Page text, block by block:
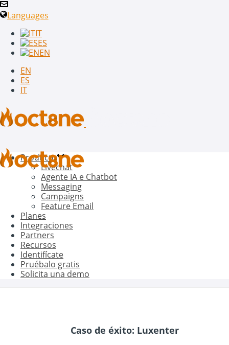
Languages
IT
ES
EN
EN
ES
IT
Producto
Livechat
Agente IA e Chatbot
Messaging
Campaigns
Feature Email
Planes
Integraciones
Partners
Recursos
Identifícate
Pruébalo gratis
Solicita una demo
Caso de éxito: Luxenter